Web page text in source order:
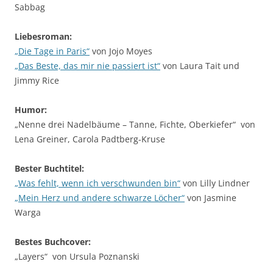
Sabbag
Liebesroman:
„Die Tage in Paris“ von Jojo Moyes
„Das Beste, das mir nie passiert ist“ von Laura Tait und
Jimmy Rice
Humor:
„Nenne drei Nadelbäume – Tanne, Fichte, Oberkiefer“ von
Lena Greiner, Carola Padtberg-Kruse
Bester Buchtitel:
„Was fehlt, wenn ich verschwunden bin“ von Lilly Lindner
„Mein Herz und andere schwarze Löcher“ von Jasmine
Warga
Bestes Buchcover:
„Layers“ von Ursula Poznanski